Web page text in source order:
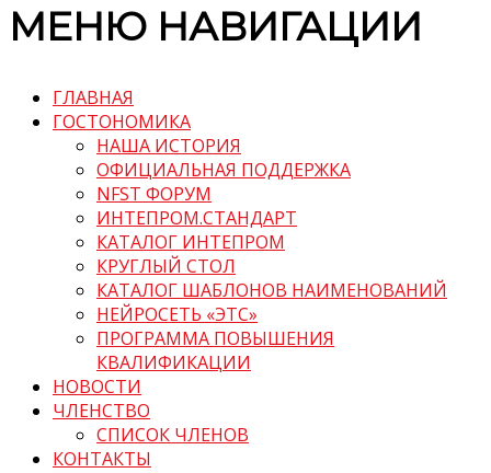
МЕНЮ НАВИГАЦИИ
ГЛАВНАЯ
ГОСТОНОМИКА
НАША ИСТОРИЯ
ОФИЦИАЛЬНАЯ ПОДДЕРЖКА
NFST ФОРУМ
ИНТЕПРОМ.СТАНДАРТ
КАТАЛОГ ИНТЕПРОМ
КРУГЛЫЙ СТОЛ
КАТАЛОГ ШАБЛОНОВ НАИМЕНОВАНИЙ
НЕЙРОСЕТЬ «ЭТС»
ПРОГРАММА ПОВЫШЕНИЯ
КВАЛИФИКАЦИИ
НОВОСТИ
ЧЛЕНСТВО
СПИСОК ЧЛЕНОВ
КОНТАКТЫ